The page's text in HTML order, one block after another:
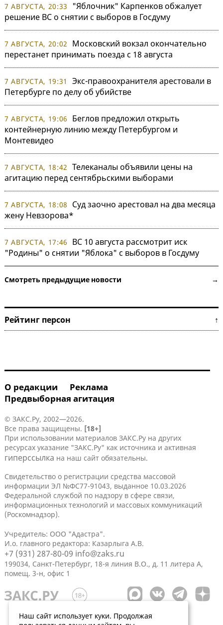
7 АВГУСТА, 20:33
"Яблочник" Карпенков обжалует
решение ВС о снятии с выборов в Госдуму
7 АВГУСТА, 20:02
Московский вокзал окончательно
перестанет принимать поезда с 18 августа
7 АВГУСТА, 19:31
Экс-правоохранителя арестовали в
Петербурге по делу об убийстве
7 АВГУСТА, 19:06
Беглов предложил открыть
контейнерную линию между Петербургом и
Монтевидео
7 АВГУСТА, 18:42 Телеканалы объявили цены на
агитацию перед сентябрьскими выборами
7 АВГУСТА, 18:08
Суд заочно арестовал на два месяца
жену Невзорова*
7 АВГУСТА, 17:46
ВС 10 августа рассмотрит иск
"Родины" о снятии "Яблока" с выборов в Госдуму
Смотреть предыдущие новости →
Рейтинг персон ↑
О редакции
Реклама
Предвыборная агитация
© ЗАКС.Ру, 2002—2026.
Все права защищены. [18+]
При использовании материалов ЗАКС.Ру на других
ресурсах указание "ЗАКС.Ру" как источника и активная
гиперссылка на наш сайт обязательны.
Свидетельство о регистрации средства массовой
информации ЭЛ №ФС77-91043, выданное 10.03.2026
Федеральной службой по надзору в сфере связи,
информационных технологий и массовых коммуникаций
(Роскомнадзор).
Учредитель: ООО "Адастра".
И.о. главного редактора: Казарлыга А.В.
+7 (931) 287-80-09 info@zaks.ru
199034, Санкт-Петербург, 18-я линия В.О., д. 11 литера А,
помещ. 3-н, офис 1
Наш сайт использует куки. Продолжая